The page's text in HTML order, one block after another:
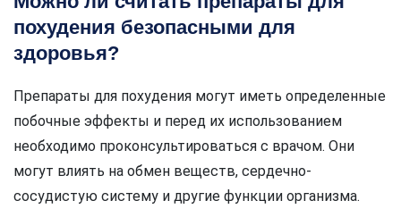
похудения безопасными для
здоровья?
Препараты для похудения могут иметь определенные
побочные эффекты и перед их использованием
необходимо проконсультироваться с врачом. Они
могут влиять на обмен веществ, сердечно-
сосудистую систему и другие функции организма.